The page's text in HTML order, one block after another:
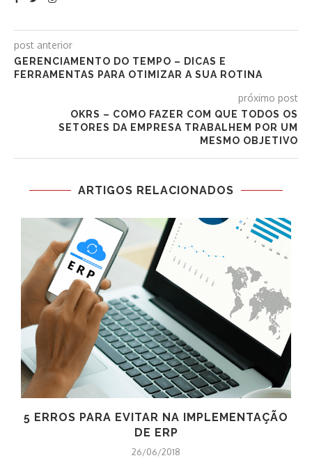
post anterior
GERENCIAMENTO DO TEMPO – DICAS E
FERRAMENTAS PARA OTIMIZAR A SUA ROTINA
próximo post
OKRS – COMO FAZER COM QUE TODOS OS
SETORES DA EMPRESA TRABALHEM POR UM
MESMO OBJETIVO
ARTIGOS RELACIONADOS
5 ERROS PARA EVITAR NA IMPLEMENTAÇÃO
DE ERP
26/06/2018